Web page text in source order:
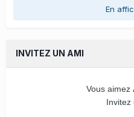
En
INVITEZ UN AMI
Vous aimez
Invitez